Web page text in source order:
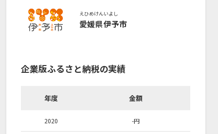
えひめけん
愛媛県
いよし
伊予市
企業版ふるさと納税の実績
年度 金額
2020 -円